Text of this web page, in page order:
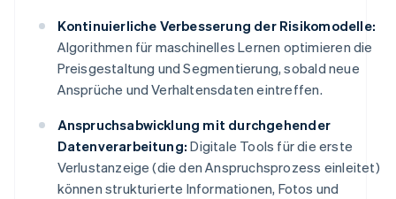
Kontinuierliche Verbesserung der Risikomodelle:
Algorithmen für maschinelles Lernen optimieren die
Preisgestaltung und Segmentierung, sobald neue
Ansprüche und Verhaltensdaten eintreffen.
Anspruchsabwicklung mit durchgehender
Datenverarbeitung: Digitale Tools für die erste
Verlustanzeige (die den Anspruchsprozess einleitet)
können strukturierte Informationen, Fotos und